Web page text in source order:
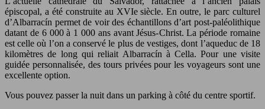
épiscopal, a été construite au XVIe siècle. En outre, le parc culturel
d’Albarracín permet de voir des échantillons d’art post-paléolithique
datant de 6 000 à 1 000 ans avant Jésus-Christ. La période romaine
est celle où l’on a conservé le plus de vestiges, dont l’aqueduc de 18
kilomètres de long qui reliait Albarracín à Cella. Pour une visite
guidée personnalisée, des tours privées pour les voyageurs sont une
excellente option.
Vous pouvez passer la nuit dans un parking à côté du centre sportif.